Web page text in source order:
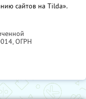
сайтов на Tilda».
, ОГРН